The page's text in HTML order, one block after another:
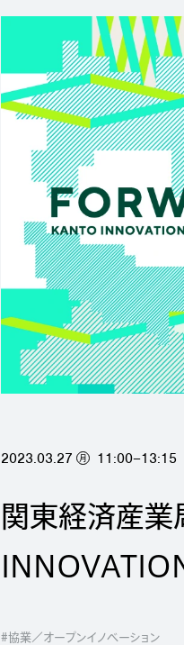
2023.03.27 月 11:00–13:15
関東経済産
#協業／オープンイノベーション